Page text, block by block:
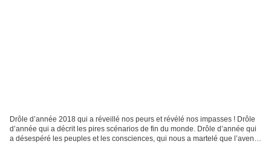
Drôle d’année 2018 qui a réveillé nos peurs et révélé nos impasses ! Drôle
d’année qui a décrit les pires scénarios de fin du monde. Drôle d’année qui
a désespéré les peuples et les consciences, qui nous a martelé que l’avenir